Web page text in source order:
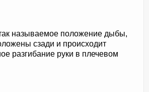
называемое положение дыбы,
сзади и происходит
разгибание руки в плечевом